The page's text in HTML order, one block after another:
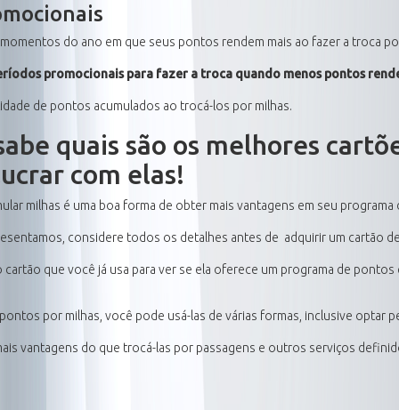
do ano em que seus pontos rendem mais ao fazer a troca
promocionais para fazer a troca quando menos pontos
de pontos acumulados ao trocá-los por milhas.
quais são os melhores
com elas!
milhas é uma boa forma de obter mais vantagens em seu programa
considere todos os detalhes antes de adquirir um cartão
que você já usa para ver se ela oferece um programa de
por milhas, você pode usá-las de várias formas, inclusive optar
vantagens do que trocá-las por passagens e outros serviços